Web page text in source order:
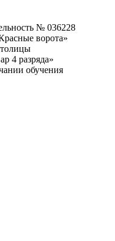
№ 036228
ворота»
4 разряда»
обучения